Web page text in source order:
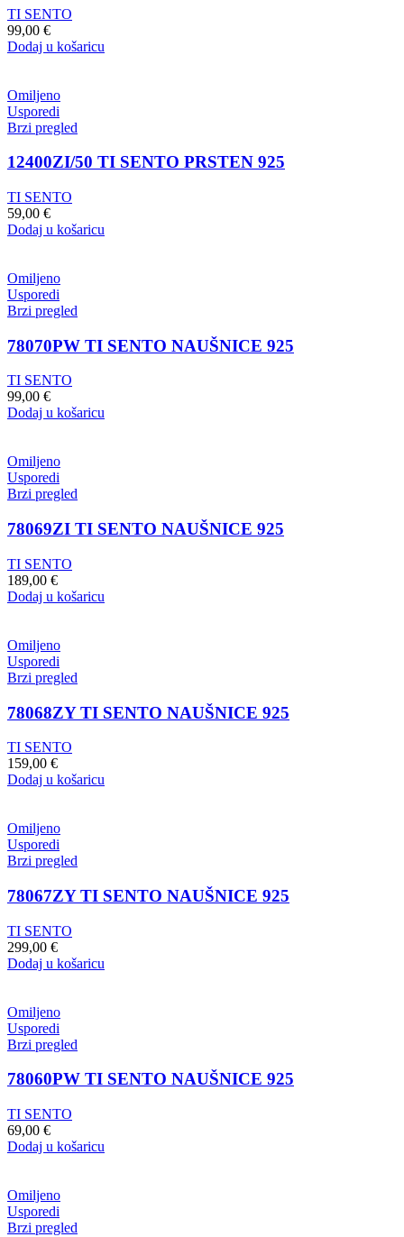
TI SENTO
99,00 €
Dodaj u košaricu
Omiljeno
Usporedi
Brzi pregled
12400ZI/50 TI SENTO PRSTEN 925
TI SENTO
59,00 €
Dodaj u košaricu
Omiljeno
Usporedi
Brzi pregled
78070PW TI SENTO NAUŠNICE 925
TI SENTO
99,00 €
Dodaj u košaricu
Omiljeno
Usporedi
Brzi pregled
78069ZI TI SENTO NAUŠNICE 925
TI SENTO
189,00 €
Dodaj u košaricu
Omiljeno
Usporedi
Brzi pregled
78068ZY TI SENTO NAUŠNICE 925
TI SENTO
159,00 €
Dodaj u košaricu
Omiljeno
Usporedi
Brzi pregled
78067ZY TI SENTO NAUŠNICE 925
TI SENTO
299,00 €
Dodaj u košaricu
Omiljeno
Usporedi
Brzi pregled
78060PW TI SENTO NAUŠNICE 925
TI SENTO
69,00 €
Dodaj u košaricu
Omiljeno
Usporedi
Brzi pregled